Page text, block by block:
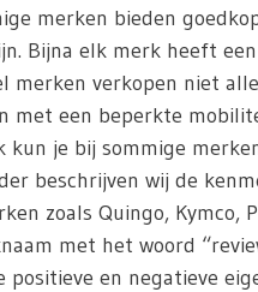
merken bieden
Bijna elk merk heeft
merken verkopen niet
met een beperkte
je bij sommige
beschrijven wij de
zoals Quingo, Kymco,
met het woord
en negatieve